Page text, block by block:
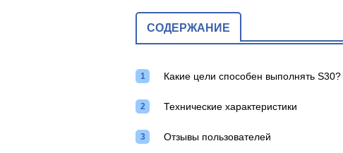
СОДЕРЖАНИЕ
Какие цели способен выполнять S30?
Технические характеристики
Отзывы пользователей